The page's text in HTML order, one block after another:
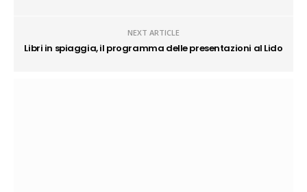
NEXT ARTICLE
Libri in spiaggia, il programma delle presentazioni al Lido